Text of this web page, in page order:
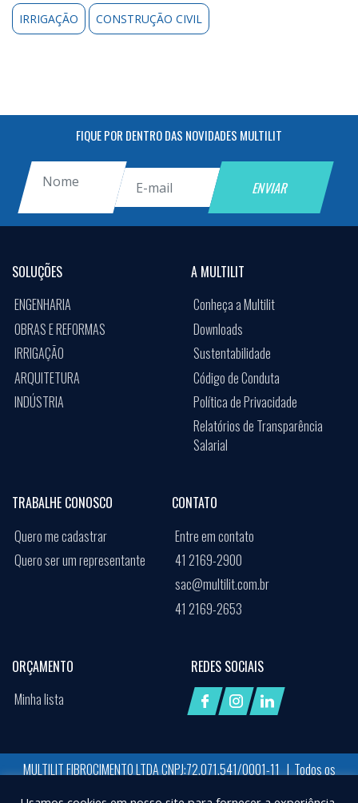
IRRIGAÇÃO CONSTRUÇÃO CIVIL
FIQUE POR DENTRO DAS NOVIDADES MULTILIT
SOLUÇÕES
ENGENHARIA
OBRAS E REFORMAS
IRRIGAÇÃO
ARQUITETURA
INDÚSTRIA
A MULTILIT
Conheça a Multilit
Downloads
Sustentabilidade
Código de Conduta
Política de Privacidade
Relatórios de Transparência
Salarial
ORÇAMENTO
Minha lista
TRABALHE CONOSCO
Quero me cadastrar
Quero ser um representante
CONTATO
Entre em contato
41 2169-2900
sac@multilit.com.br
41 2169-2653
REDES SOCIAIS
MULTILIT FIBROCIMENTO LTDA CNPJ:72.071.541/0001-11 | Todos os